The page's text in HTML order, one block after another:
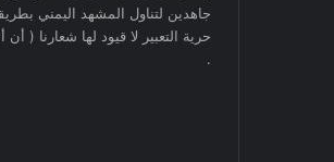
جاهدين لتناول المشهد اليمني
حرية التعبير لا قيود لها شعارنا (
.